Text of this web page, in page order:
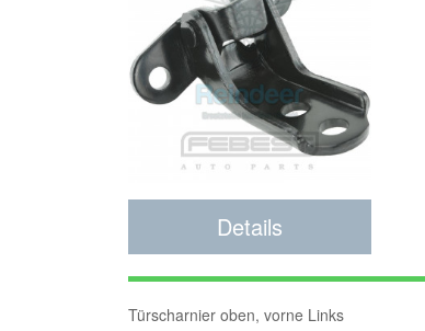
Details
Türscharnier oben, vorne Links